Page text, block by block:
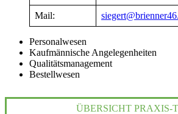
Mail:
Personalwesen
Kaufmännische Angelegenheiten
Qualitätsmanagement
Bestellwesen
ÜBERSICHT PRAXIS-